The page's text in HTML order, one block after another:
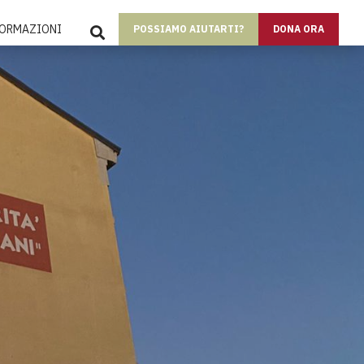
POSSIAMO AIUTARTI? DONA ORA